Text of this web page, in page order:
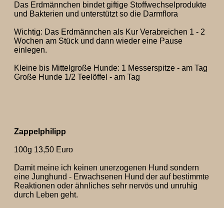
Das Erdmännchen bindet giftige Stoffwechselprodukte
und Bakterien und unterstützt so die Darmflora
Wichtig: Das Erdmännchen als Kur Verabreichen 1 - 2
Wochen am Stück und dann wieder eine Pause
einlegen.
Kleine bis Mittelgroße Hunde: 1 Messerspitze - am Tag
Große Hunde 1/2 Teelöffel - am Tag
Zappelphilipp
100g 13,50 Euro
Damit meine ich keinen unerzogenen Hund sondern
eine Junghund - Erwachsenen Hund der auf bestimmte
Reaktionen oder ähnliches sehr nervös und unruhig
durch Leben geht.